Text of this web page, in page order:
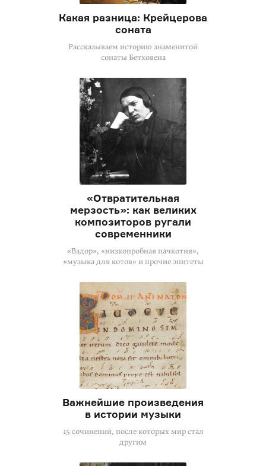
Какая разница: Крейцерова
соната
Рассказываем историю знаменитой
сонаты Бетховена
«Отвратительная
мерзость»: как великих
композиторов ругали
современники
«Вздор», «низкопробная пачкотня»,
«музыка для котов» и прочие эпитеты
Важнейшие произведения
в истории музыки
15 сочинений, после которых мир стал
другим